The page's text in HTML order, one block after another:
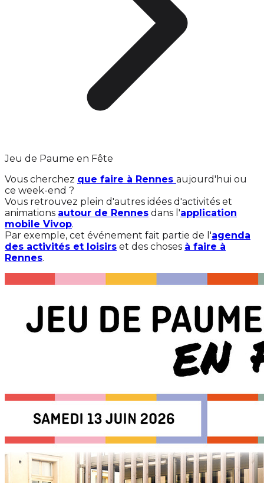
Jeu de Paume en Fête
Vous cherchez que faire à Rennes aujourd'hui ou
ce week-end ?
Vous retrouvez plein d'autres idées d'activités et
animations autour de Rennes dans l'application
mobile Vivop.
Par exemple, cet événement fait partie de l'agenda
des activités et loisirs et des choses à faire à
Rennes.